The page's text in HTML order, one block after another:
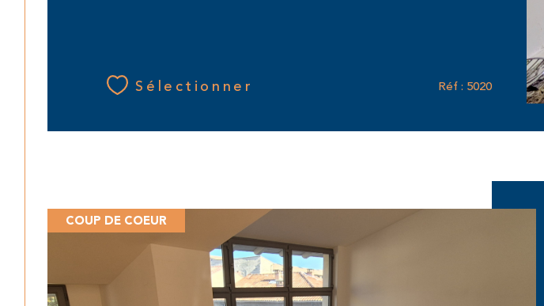
Sélectionner Réf : 5020
COUP DE COEUR